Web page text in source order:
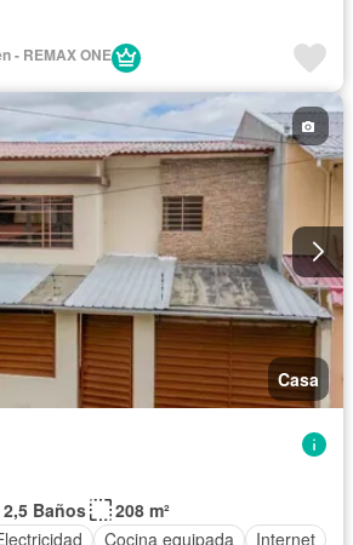
- REMAX ONE
Casa
2,5 Baños
208 m²
Cocina equipada
Internet